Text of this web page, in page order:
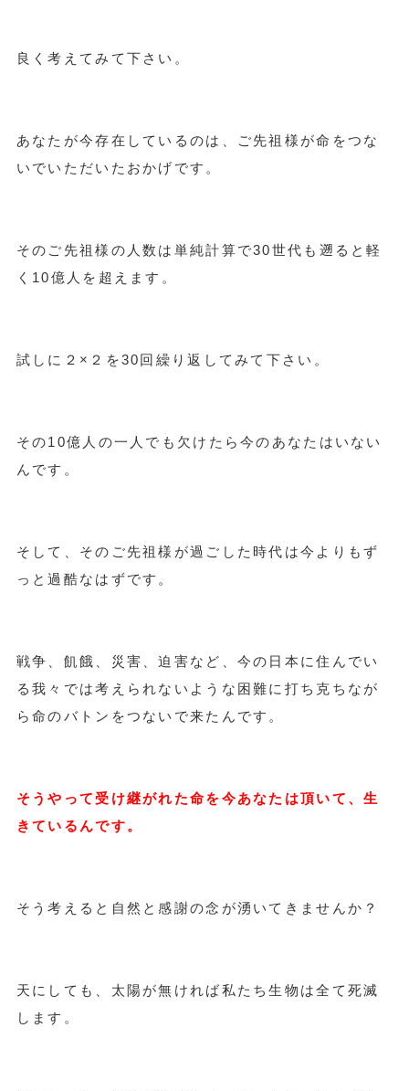
良く考えてみて下さい。
あなたが今存在しているのは、ご先祖様が命をつな
いでいただいたおかげです。
そのご先祖様の人数は単純計算で30世代も遡ると軽
く10億人を超えます。
試しに２×２を30回繰り返してみて下さい。
その10億人の一人でも欠けたら今のあなたはいない
んです。
そして、そのご先祖様が過ごした時代は今よりもず
っと過酷なはずです。
戦争、飢餓、災害、迫害など、今の日本に住んでい
る我々では考えられないような困難に打ち克ちなが
ら命のバトンをつないで来たんです。
そうやって受け継がれた命を今あなたは頂いて、生
きているんです。
そう考えると自然と感謝の念が湧いてきませんか？
天にしても、太陽が無ければ私たち生物は全て死滅
します。